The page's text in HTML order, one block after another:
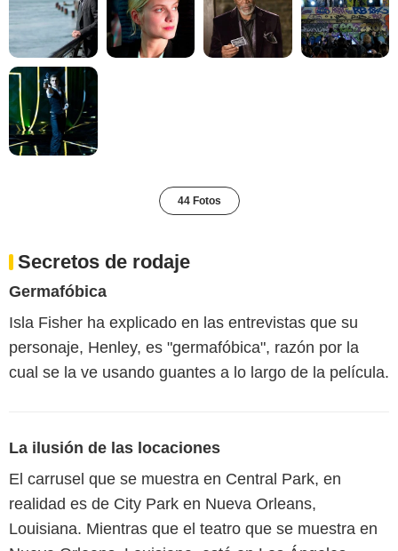
44 Fotos
Secretos de rodaje
Germafóbica
Isla Fisher ha explicado en las entrevistas que su
personaje, Henley, es "germafóbica", razón por la
cual se la ve usando guantes a lo largo de la película.
La ilusión de las locaciones
El carrusel que se muestra en Central Park, en
realidad es de City Park en Nueva Orleans,
Louisiana. Mientras que el teatro que se muestra en